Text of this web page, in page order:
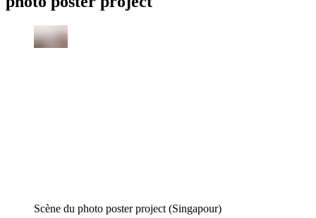
Scène du photo poster project (Singapour)